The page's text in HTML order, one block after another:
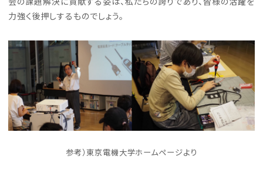
力強く後押しするものでしょう。
参考）東京電機大学ホームページより